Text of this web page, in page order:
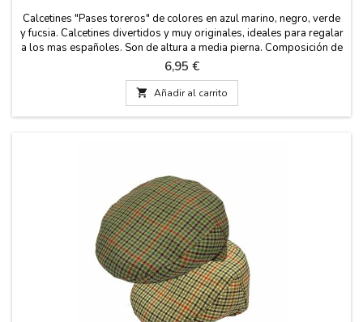
Calcetines "Pases toreros" de colores en azul marino, negro, verde
y fucsia. Calcetines divertidos y muy originales, ideales para regalar
a los mas españoles. Son de altura a media pierna. Composición de
algodón peinado. Fabricado en España. Medidas: talla de pie 36 -
40 EU talla de pie de 41 - 45 EU
Precio
6,95 €
 Añadir al carrito